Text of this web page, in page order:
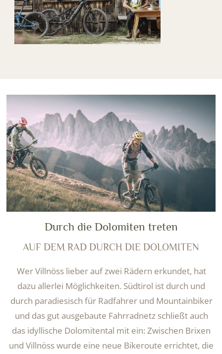
Durch die Dolomiten treten
AUF DEM RAD DURCH DIE DOLOMITEN
Wer Villnöss lieber auf zwei Rädern erkundet, hat
dazu allerlei Möglichkeiten. Südtirol ist durch und
durch paradiesisch für Radfahrer und Mountainbiker
und das gut ausgebaute Fahrradnetz schließt auch
das idyllische Dolomitental mit ein: Zwischen Brixen
und Villnöss wurde eine neue Bikeroute errichtet, die